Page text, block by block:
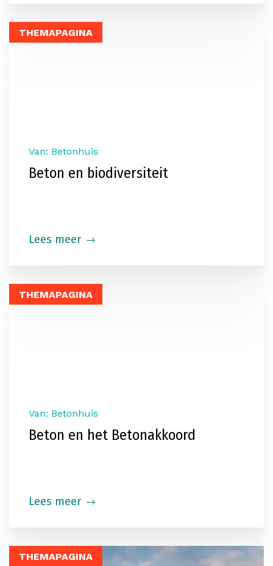
THEMAPAGINA
Van: Betonhuis
Beton en biodiversiteit
Lees meer
THEMAPAGINA
Van: Betonhuis
Beton en het Betonakkoord
Lees meer
THEMAPAGINA